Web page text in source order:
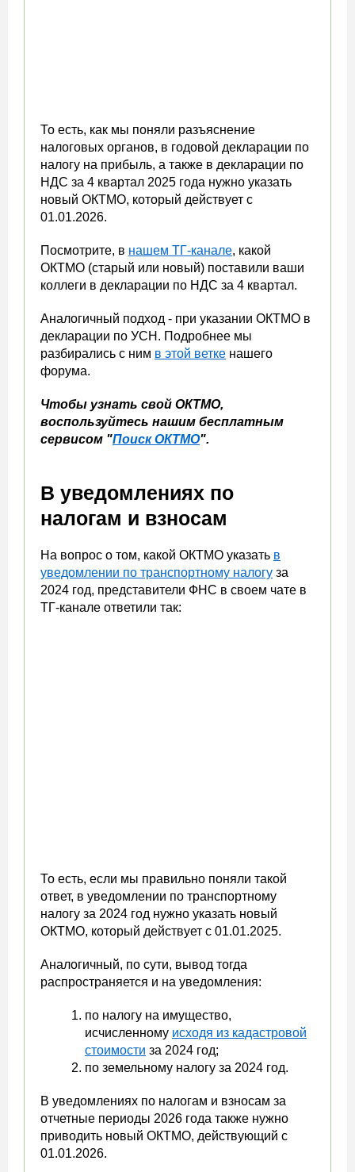
То есть, как мы поняли разъяснение
налоговых органов, в годовой декларации по
налогу на прибыль, а также в декларации по
НДС за 4 квартал 2025 года нужно указать
новый ОКТМО, который действует с
01.01.2026.
Посмотрите, в нашем ТГ-канале, какой
ОКТМО (старый или новый) поставили ваши
коллеги в декларации по НДС за 4 квартал.
Аналогичный подход - при указании ОКТМО в
декларации по УСН. Подробнее мы
разбирались с ним в этой ветке нашего
форума.
Чтобы узнать свой ОКТМО,
воспользуйтесь нашим бесплатным
сервисом "Поиск ОКТМО".
В уведомлениях по
налогам и взносам
На вопрос о том, какой ОКТМО указать в
уведомлении по транспортному налогу за
2024 год, представители ФНС в своем чате в
ТГ-канале ответили так:
То есть, если мы правильно поняли такой
ответ, в уведомлении по транспортному
налогу за 2024 год нужно указать новый
ОКТМО, который действует с 01.01.2025.
Аналогичный, по сути, вывод тогда
распространяется и на уведомления:
по налогу на имущество,
исчисленному исходя из кадастровой
стоимости за 2024 год;
по земельному налогу за 2024 год.
В уведомлениях по налогам и взносам за
отчетные периоды 2026 года также нужно
приводить новый ОКТМО, действующий с
01.01.2026.